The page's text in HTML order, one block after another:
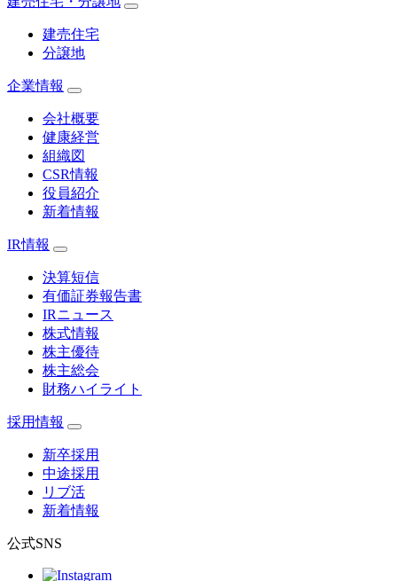
建売住宅
分譲地
企業情報
会社概要
健康経営
組織図
CSR情報
役員紹介
新着情報
IR情報
決算短信
有価証券報告書
IRニュース
株式情報
株主優待
株主総会
財務ハイライト
採用情報
新卒採用
中途採用
リブ活
新着情報
公式SNS